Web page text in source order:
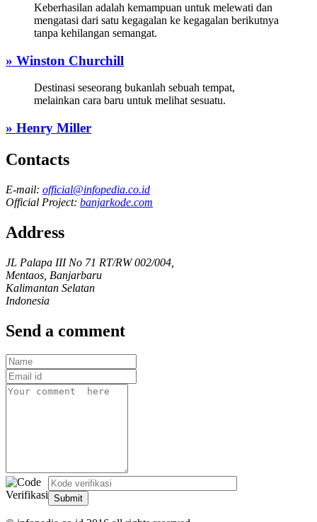
Keberhasilan adalah kemampuan untuk melewati dan
mengatasi dari satu kegagalan ke kegagalan berikutnya
tanpa kehilangan semangat.
» Winston Churchill
Destinasi seseorang bukanlah sebuah tempat,
melainkan cara baru untuk melihat sesuatu.
» Henry Miller
Contacts
E-mail: official@infopedia.co.id
Official Project: banjarkode.com
Address
JL Palapa III No 71 RT/RW 002/004,
Mentaos, Banjarbaru
Kalimantan Selatan
Indonesia
Send a comment